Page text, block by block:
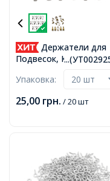
Держатели для
Подвесок, Кулонов
7х3х3мм,
Упаковка:
25,00 грн. / 20 шт